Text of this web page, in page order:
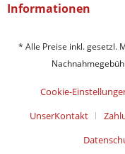
Informationen
* Alle Preise inkl. gesetzl.
Cookie-
UnserKontakt